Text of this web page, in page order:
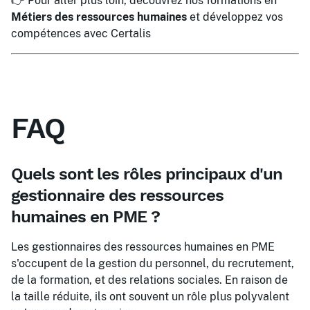
Métiers des ressources humaines et développez vos
compétences avec Certalis
FAQ
Quels sont les rôles principaux d'un
gestionnaire des ressources
humaines en PME ?
Les gestionnaires des ressources humaines en PME
s'occupent de la gestion du personnel, du recrutement,
de la formation, et des relations sociales. En raison de
la taille réduite, ils ont souvent un rôle plus polyvalent